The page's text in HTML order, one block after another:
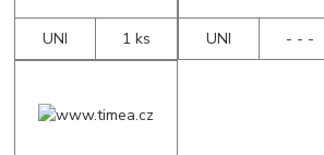
UNI 1 ks UNI - - -